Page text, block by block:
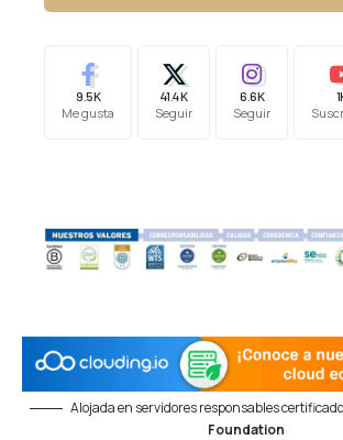
9.5K
Me gusta
41.4K
Seguir
6.6K
Seguir
Alojada en servidores responsables
Foundation